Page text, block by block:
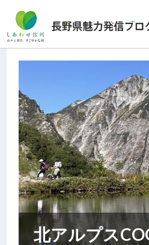
北アルプス